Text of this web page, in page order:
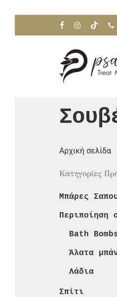
main
facebookinstagramtiktok
Αρχική σελίδα
Κατηγορίες
Μπάρες
Περιποίηση
Bath
Άλατα
Λάδια
Σπίτι